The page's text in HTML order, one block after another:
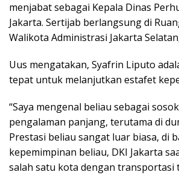
menjabat sebagai Kepala Dinas
Jakarta. Sertijab berlangsung di
Walikota Administrasi Jakarta
Uus mengatakan, Syafrin Liputo
tepat untuk melanjutkan estafet
“Saya mengenal beliau sebagai
pengalaman panjang, terutama di
Prestasi beliau sangat luar biasa, di
kepemimpinan beliau, DKI Jakarta
salah satu kota dengan transportasi